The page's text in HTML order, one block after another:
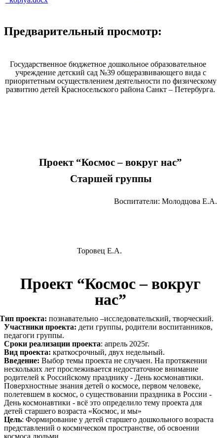
Предварительный просмотр:
Государственное бюджетное дошкольное образовательное
учреждение детский сад №39 общеразвивающего вида с
приоритетным осуществлением деятельности по физическому
развитию детей Красносельского района Санкт – Петербурга.
Проект “Космос – вокруг нас”
Старшей группы
Воспитатели: Молодцова Е.А.
Торовец Е.А.
Проект “Космос – вокруг
нас”
проекта: познавательно –исследовательский, творческий.
Участники проекта: дети группы, родители воспитанников,
педагоги группы.
Сроки реализации проекта: апрель 2025г.
Вид проекта: краткосрочный, двух недельный.
Введение: Выбор темы проекта не случаен. На протяжении
нескольких лет прослеживается недостаточное внимание
родителей к Российскому празднику - День космонавтики.
Поверхностные знания детей о космосе, первом человеке,
полетевшем в космос, о существовании праздника в России -
День космонавтики - всё это определило тему проекта для
детей старшего возраста «Космос, и мы»
Цель: Формирование у детей старшего дошкольного возраста
представлений о космическом пространстве, об освоении
космоса людьми.